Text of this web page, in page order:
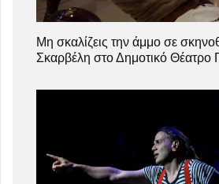
Μη σκαλίζεις την άμμο σε
Σκαρβέλη στο Δημοτικό Θέατρο